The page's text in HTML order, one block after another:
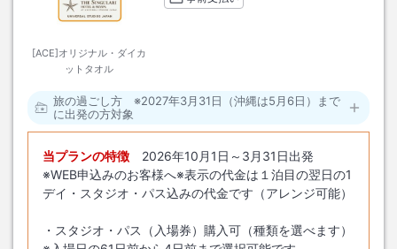
[ACE]オリジナル・ダイカ
ットタオル
旅の過ごし方 ※2027年3月31日（沖縄は5月6日）まで
に出発の方対象
当プランの特徴 2026年10月1日～3月31日出発
※WEB申込みのお客様へ※表示の代金は１泊目の翌日の1
デイ・スタジオ・パス込みの代金です（アレンジ可能）
・スタジオ・パス（入場券）購入可（種類を選べます）